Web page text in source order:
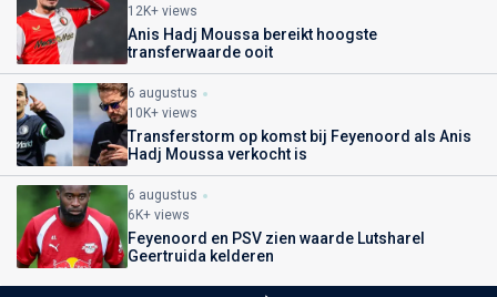
12K+ views
Anis Hadj Moussa bereikt hoogste
transferwaarde ooit
6 augustus
10K+ views
Transferstorm op komst bij Feyenoord als Anis
Hadj Moussa verkocht is
6 augustus
6K+ views
Feyenoord en PSV zien waarde Lutsharel
Geertruida kelderen